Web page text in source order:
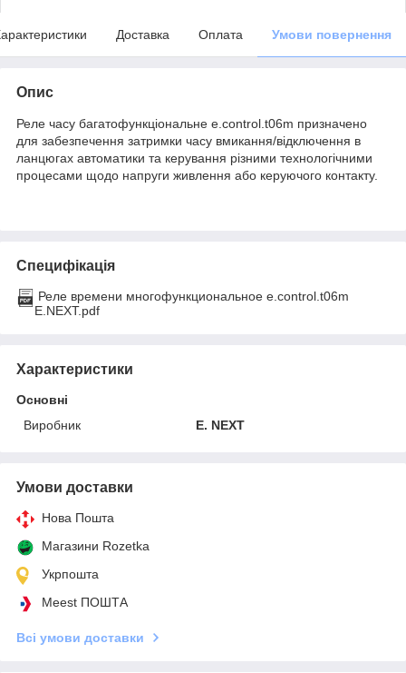
Доставка Оплата Умови повернення
Опис
Реле часу багатофункціональне e.control.t06m призначено
для забезпечення затримки часу вмикання/відключення в
ланцюгах автоматики та керування різними технологічними
процесами щодо напруги живлення або керуючого контакту.
Специфікація
Реле времени многофункциональное e.control.t06m
E.NEXT.pdf
Характеристики
Основні
Виробник
E. NEXT
Умови доставки
Нова Пошта
Магазини Rozetka
Укрпошта
Meest ПОШТА
Всі умови доставки